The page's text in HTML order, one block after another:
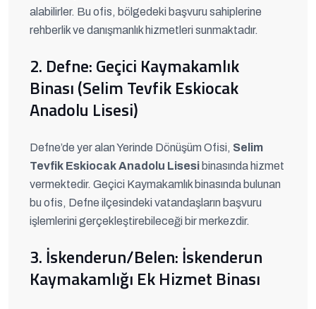
alabilirler. Bu ofis, bölgedeki başvuru sahiplerine
rehberlik ve danışmanlık hizmetleri sunmaktadır.
2. Defne: Geçici Kaymakamlık
Binası (Selim Tevfik Eskiocak
Anadolu Lisesi)
Defne’de yer alan Yerinde Dönüşüm Ofisi, Selim
Tevfik Eskiocak Anadolu Lisesi binasında hizmet
vermektedir. Geçici Kaymakamlık binasında bulunan
bu ofis, Defne ilçesindeki vatandaşların başvuru
işlemlerini gerçekleştirebileceği bir merkezdir.
3. İskenderun/Belen: İskenderun
Kaymakamlığı Ek Hizmet Binası